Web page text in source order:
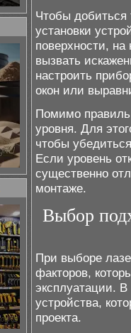
Чтобы добиться
установки
поверхности, на
вызвать
настроить
окон или
Помимо
уровня. Для
чтобы
Если уровень
существенно
монтаже.
Выбор
При выборе
факторов,
эксплуатации.
устройства,
проекта.